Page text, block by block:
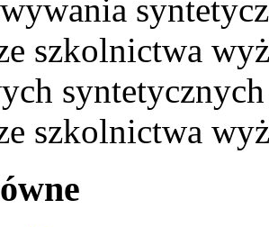
szkolnictwa
szkolnictwa wyż